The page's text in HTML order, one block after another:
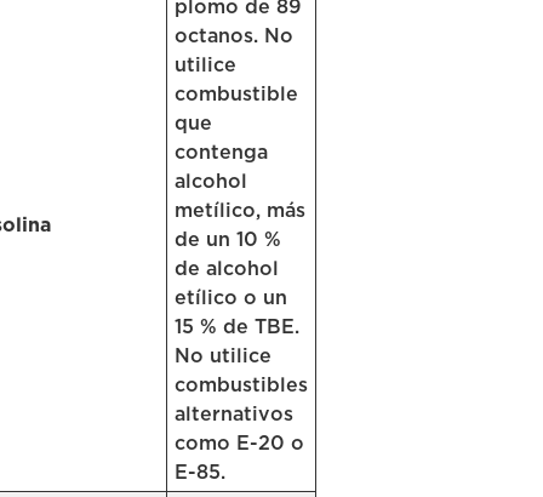
plomo de 89
octanos. No
utilice
combustible
que
contenga
alcohol
metílico, más
de un 10 %
de alcohol
etílico o un
15 % de TBE.
No utilice
combustibles
alternativos
como E-20 o
E-85.